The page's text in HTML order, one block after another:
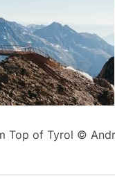
Top of Tyrol ©